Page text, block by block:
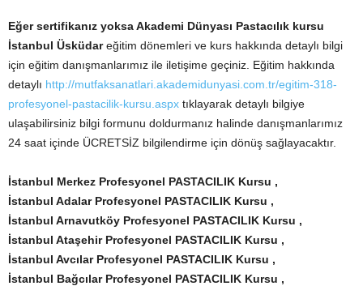
Eğer sertifikanız yoksa Akademi Dünyası Pastacılık kursu
İstanbul Üsküdareğitim dönemleri ve kurs hakkında detaylı bilgi
için eğitim danışmanlarımız ile iletişime geçiniz. Eğitim hakkında
detaylı http://mutfaksanatlari.akademidunyasi.com.tr/egitim-318-
profesyonel-pastacilik-kursu.aspx tıklayarak detaylı bilgiye
ulaşabilirsiniz bilgi formunu doldurmanız halinde danışmanlarımız
24 saat içinde ÜCRETSİZ bilgilendirme için dönüş sağlayacaktır.
İstanbul Merkez Profesyonel PASTACILIK Kursu ,
İstanbul Adalar Profesyonel PASTACILIK Kursu ,
İstanbul Arnavutköy Profesyonel PASTACILIK Kursu ,
İstanbul Ataşehir Profesyonel PASTACILIK Kursu ,
İstanbul Avcılar Profesyonel PASTACILIK Kursu ,
İstanbul Bağcılar Profesyonel PASTACILIK Kursu ,